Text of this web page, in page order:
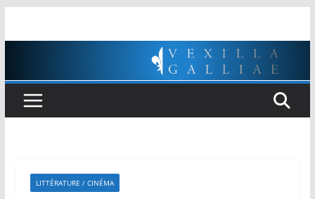
LITTÉRATURE / CINÉMA